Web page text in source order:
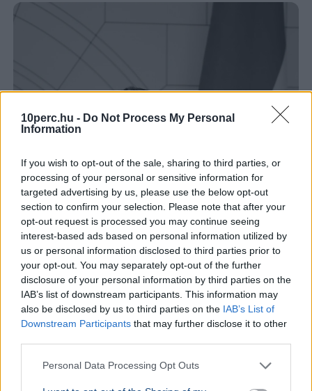
10perc.hu - Do Not Process My Personal
Information
If you wish to opt-out of the sale, sharing to third parties, or
processing of your personal or sensitive information for
targeted advertising by us, please use the below opt-out
section to confirm your selection. Please note that after your
opt-out request is processed you may continue seeing
interest-based ads based on personal information utilized by
us or personal information disclosed to third parties prior to
your opt-out. You may separately opt-out of the further
disclosure of your personal information by third parties on the
IAB’s list of downstream participants. This information may
also be disclosed by us to third parties on the IAB’s List of
Downstream Participants that may further disclose it to other
Personal Data Processing Opt Outs